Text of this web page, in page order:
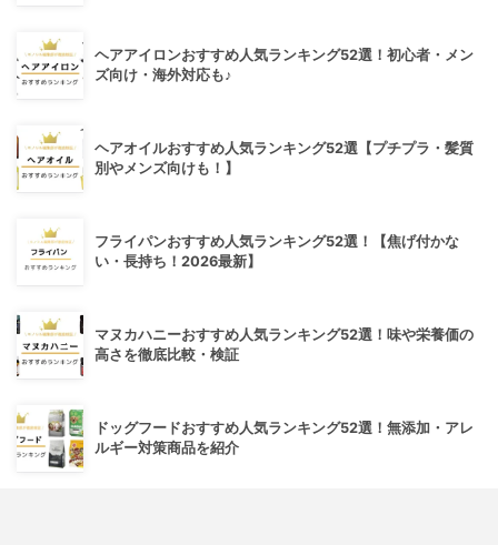
ヘアアイロンおすすめ人気ランキング52選！初心者・メン
ズ向け・海外対応も♪
ヘアオイルおすすめ人気ランキング52選【プチプラ・髪質
別やメンズ向けも！】
フライパンおすすめ人気ランキング52選！【焦げ付かな
い・長持ち！2026最新】
マヌカハニーおすすめ人気ランキング52選！味や栄養価の
高さを徹底比較・検証
ドッグフードおすすめ人気ランキング52選！無添加・アレ
ルギー対策商品を紹介